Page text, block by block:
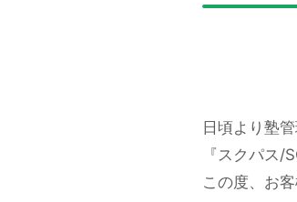
日頃より塾
『スクパス/
この度、お